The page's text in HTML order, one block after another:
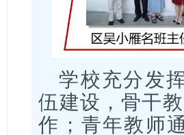
学校充分发
伍建设，骨干
作；青年教师